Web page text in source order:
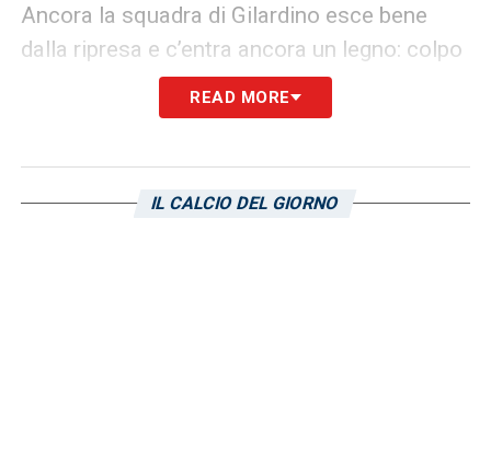
Ancora la squadra di Gilardino esce bene
dalla ripresa e c’entra ancora un legno: colpo
di testa clamoroso di Tramoni che tutto solo
c’entra il palo. Risponde il sinistro di Kelly
sulla destra con più giocatori coinvolti,
READ MORE
IL CALCIO DEL GIORNO